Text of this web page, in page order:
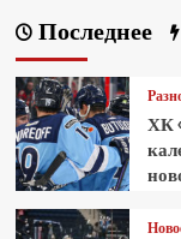
Последнее
ХК